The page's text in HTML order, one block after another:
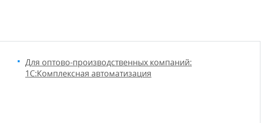
Для оптово-производственных компаний:
1С:Комплексная автоматизация